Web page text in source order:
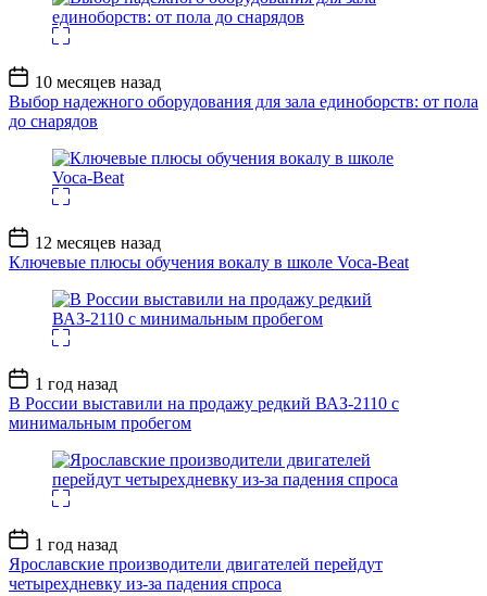
Дата
записи
10 месяцев назад
Выбор надежного оборудования для зала единоборств: от пола
до снарядов
Дата
записи
12 месяцев назад
Ключевые плюсы обучения вокалу в школе Voca-Beat
Дата
записи
1 год назад
В России выставили на продажу редкий ВАЗ-2110 с
минимальным пробегом
Дата
записи
1 год назад
Ярославские производители двигателей перейдут
четырехдневку из-за падения спроса